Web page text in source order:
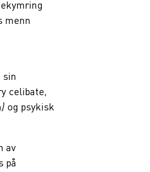
menn
celibate,
)og psykisk
av
på